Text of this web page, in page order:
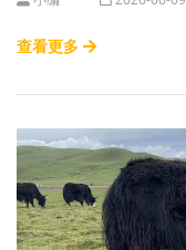
查看更多